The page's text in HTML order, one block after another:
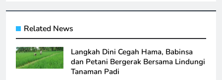
Related News
Langkah Dini Cegah Hama, Babinsa
dan Petani Bergerak Bersama Lindungi
Tanaman Padi